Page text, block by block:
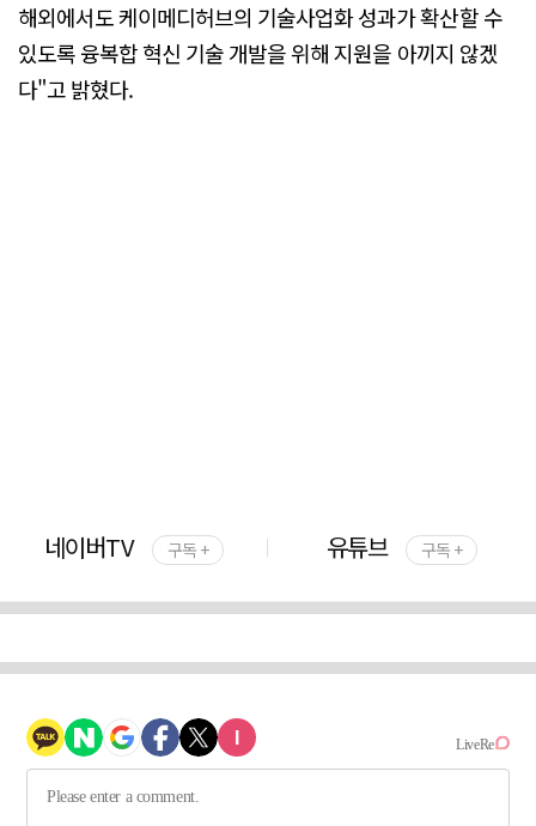
해외에서도 케이메디허브의 기술사업화 성과가 확산할 수
있도록 융복합 혁신 기술 개발을 위해 지원을 아끼지 않겠
다"고 밝혔다.
네이버TV 구독 + 유튜브 구독 +